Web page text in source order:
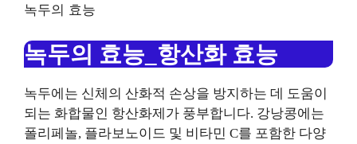
녹두의 효능
녹두의 효능_항산화 효능
녹두에는 신체의 산화적 손상을 방지하는 데 도움이
되는 화합물인 항산화제가 풍부합니다. 강낭콩에는
폴리페놀, 플라보노이드 및 비타민 C를 포함한 다양